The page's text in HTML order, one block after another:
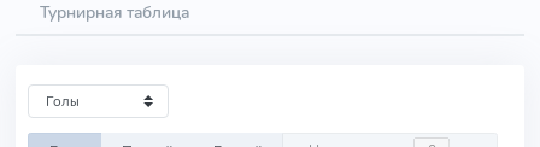
Турнирная таблица